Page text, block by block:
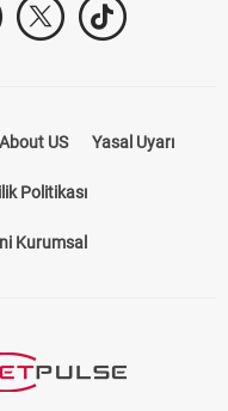
About US Yasal Uyarı
Politikası
Kurumsal